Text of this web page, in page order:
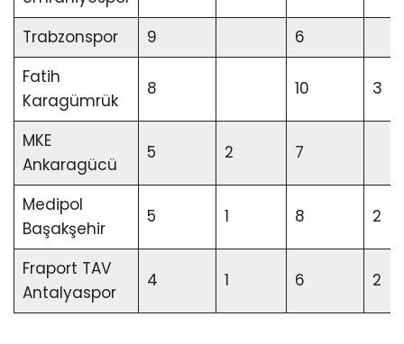
Trabzonspor
9
6
Fatih
Karagümrük
8 10 3
MKE
Ankaragücü
5 2 7
Medipol
Başakşehir
5 1 8 2
Fraport TAV
Antalyaspor
4 1 6 2